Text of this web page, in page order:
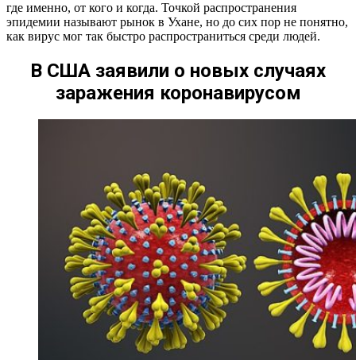
где именно, от кого и когда. Точкой распространения
эпидемии называют рынок в Ухане, но до сих пор не понятно,
как вирус мог так быстро распространиться среди людей.
В США заявили о новых случаях
заражения коронавирусом